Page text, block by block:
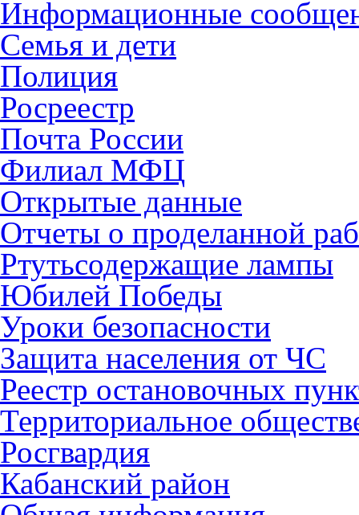
Информационные
Семья и дети
Полиция
Росреестр
Почта России
Филиал МФЦ
Открытые данные
Отчеты о проделанной
Ртутьсодержащие лампы
Юбилей Победы
Уроки безопасности
Защита населения от ЧС
Реестр остановочных
Территориальное
Росгвардия
Кабанский район